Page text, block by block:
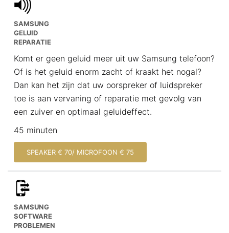
SAMSUNG
GELUID
REPARATIE
Komt er geen geluid meer uit uw Samsung telefoon?
Of is het geluid enorm zacht of kraakt het nogal?
Dan kan het zijn dat uw oorspreker of luidspreker
toe is aan vervaning of reparatie met gevolg van
een zuiver en optimaal geluideffect.
45 minuten
SPEAKER € 70/ MICROFOON € 75
SAMSUNG
SOFTWARE
PROBLEMEN